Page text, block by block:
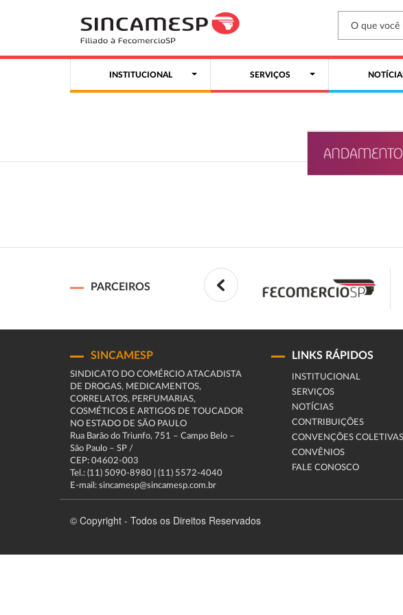
INSTITUCIONAL SERVIÇOS
PARCEIROS
SINCAMESP
SINDICATO DO COMÉRCIO ATACADISTA
DE DROGAS, MEDICAMENTOS,
CORRELATOS, PERFUMARIAS,
COSMÉTICOS E ARTIGOS DE TOUCADOR
NO ESTADO DE SÃO PAULO
Rua Barão do Triunfo, 751 – Campo Belo –
São Paulo – SP /
CEP: 04602-003
Tel.: (11) 5090-8980 | (11) 5572-4040
E-mail: sincamesp@sincamesp.com.br
LINKS RÁPIDOS
INSTITUCIONAL
SERVIÇOS
NOTÍCIAS
CONTRIBUIÇÕES
CONVENÇÕES COLETIVAS
CONVÊNIOS
FALE CONOSCO
© Copyright - Todos os Direitos Reservados